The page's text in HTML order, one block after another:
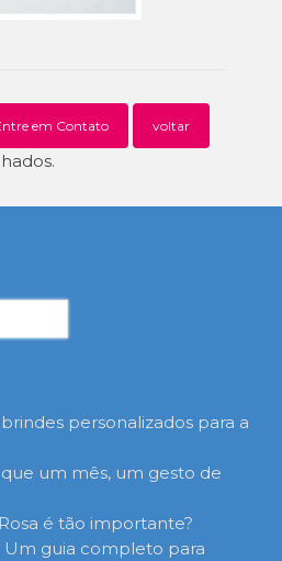
em Contato voltar
personalizados para a
um mês, um gesto de
é tão importante?
guia completo para